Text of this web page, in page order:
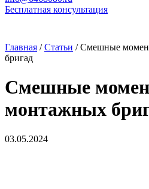
Бесплатная консультация
Главная /Статьи /Смешные
бригад
Смешные
монтажных
03.05.2024